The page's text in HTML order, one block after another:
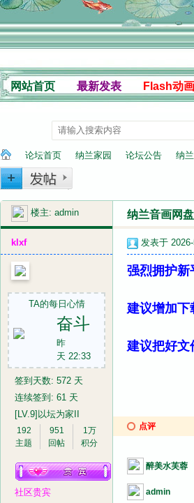
网站首页 最新发表 Flash动画
兰
»
论坛首页
›
纳兰家园 论坛公告
›
纳
楼主: admin 纳兰音画网
klxf
TA的每日心情
奋斗
昨
天 22:33
签到天数: 572 天
连续签到: 61 天
[LV.9]以坛为家II
192
主题
951
回帖
1万
积分
社区贵宾
发表于
强烈拥护新
建议增加下
建议把好文
点评
醉美水芙蓉
admin